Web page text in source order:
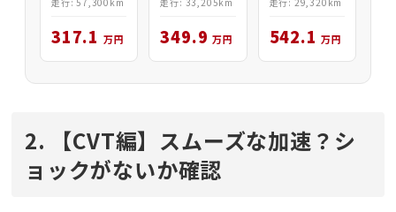
317.1 万円 349.9 万円 542.1 万円
2. 【CVT編】スムーズな加速？シ
ョックがないか確認